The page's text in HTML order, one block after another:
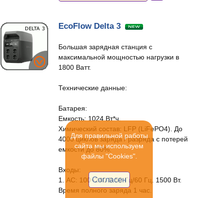
EcoFlow Delta 3
Большая зарядная станция с
максимальной мощностью нагрузки в
1800 Ватт.
Технические данные:
Батарея:
Емкость: 1024 Вт*ч.
Химический состав: LFP (LiFePO4). До
4000 циклов заряда / разряда с потерей
емкости до 80%.
Входы:
1. AC: 100~240 В 50 Гц/60 Гц. 1500 Вт.
Время полного заряда 1 час.
Для правильной работы
сайта мы используем
файлы "Cookies".
Согласен